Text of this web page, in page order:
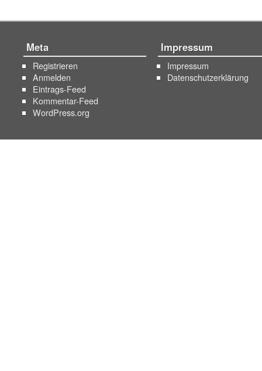
Meta
Registrieren
Anmelden
Eintrags-Feed
Kommentar-Feed
WordPress.org
Impressum
Impressum
Datenschutzerklärung